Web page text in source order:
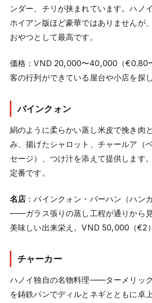
ンダー、チリが挟まれています。ハノ
ホイアン版ほど豪華ではありませんが
おやつとして最高です。
価格：VND 20,000〜40,000（€0.80
客の行列ができている屋台や小店を探
バインクォン
絹のように柔らかい蒸し米皮で挽き肉
み、揚げたシャロット、チャールア（
セージ）、つけ汁を添えて提供します
定番です。
名店 ：バインクォン・バーハン（ハン
——ガラス張りの蒸し工程が通りから
美味しい出来栄え。VND 50,000（€2
チャーカー
ハノイ独自の名物料理——ターメリッ
を鋳鉄パンでディルとネギとともに卓